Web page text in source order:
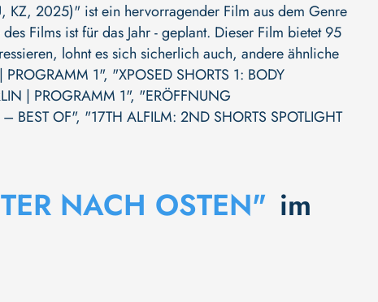
KZ, 2025)" ist ein hervorragender Film aus dem Genre
Films ist für das Jahr - geplant. Dieser Film bietet 95
lohnt es sich sicherlich auch, andere ähnliche
PROGRAMM 1", "XPOSED SHORTS 1: BODY
| PROGRAMM 1", "ERÖFFNUNG
BEST OF", "17TH ALFILM: 2ND SHORTS SPOTLIGHT
NACH OSTEN" im